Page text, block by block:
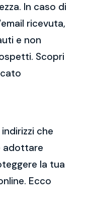
In caso di
ricevuta,
e non
Scopri
che
adottare
la tua
Ecco